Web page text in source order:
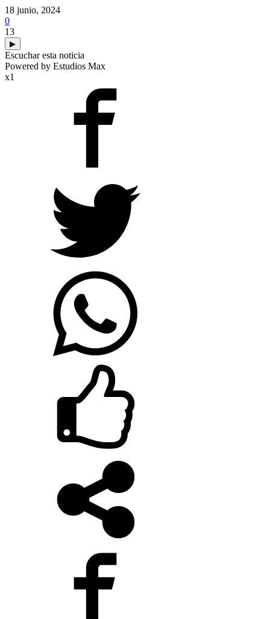
18 junio, 2024
0
13
▶
Escuchar esta noticia
Powered by Estudios Max
x1